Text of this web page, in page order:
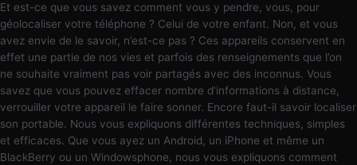
Et est-ce que vous savez comment vous y pendre, vous, pour
géolocaliser votre téléphone ? Celui de votre enfant. Non, et vous
avez envie de le savoir, n’est-ce pas ? Ces appareils conservent en
effet une partie de nos vies et parfois des renseignements que l’on
ne souhaite vraiment pas voir partagés avec des inconnus. Vous
savez que vous pouvez effacer nombre d’informations à distance,
verrouiller votre appareil le faire sonner. Encore faut-il savoir localiser
son portable. Nous vous expliquons différentes techniques, simples
et efficaces. Que vous ayez un Android, un iPhone et même un
BlackBerry ou un Windowsphone, nous vous expliquons comment